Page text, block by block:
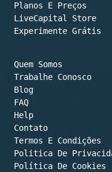
Planos E Preços
LiveCapital Store
Experimente Grátis
Quem Somos
Trabalhe Conosco
Blog
FAQ
Help
Contato
Termos E Condições
Política De Cookies